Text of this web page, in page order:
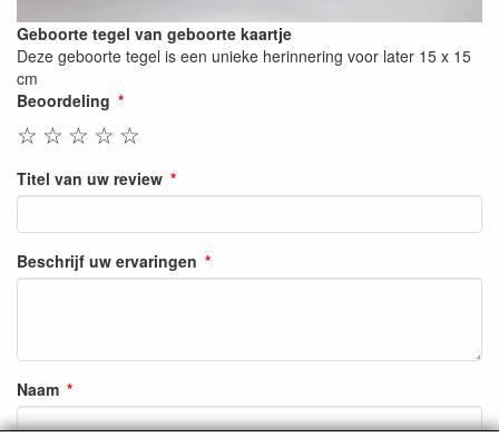
Geboorte tegel van geboorte kaartje
Deze geboorte tegel is een unieke herinnering voor later 15 x 15
cm
Beoordeling
☆
☆
☆
☆
☆
Titel van uw review
Beschrijf uw ervaringen
Naam